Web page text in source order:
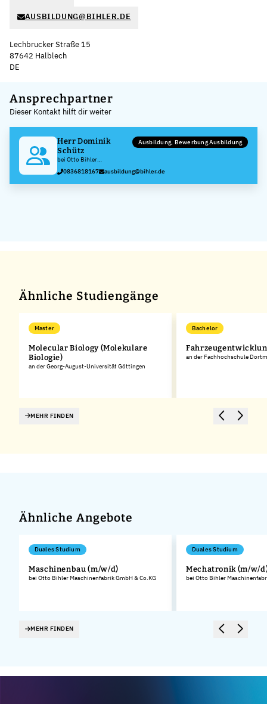
AUSBILDUNG@BIHLER.DE
Lechbrucker Straße 15
87642 Halblech
DE
+
−
Ansprechpartner
Dieser Kontakt hilft dir weiter
Herr Dominik
Schütz
bei Otto Bihler
Maschinenfabrik GmbH &
Co.KG
Ausbildung, Bewerbung Ausbildung
0836818167 ausbildung@bihler.de
Ähnliche Studiengänge
Master
Molecular Biology (Molekulare
Biologie)
an der Georg-August-Universität Göttingen
Bachelor
an der Fachhochschule
MEHR FINDEN
Ähnliche Angebote
Duales Studium
Maschinenbau (m/w/d)
bei Otto Bihler Maschinenfabrik GmbH & Co.KG
Duales Studium
Mechatronik (m/w/
bei Otto Bihler
MEHR FINDEN